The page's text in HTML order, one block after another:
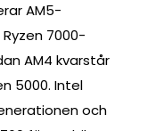
AM5-
7000-
AM4 kvarstår
5000. Intel
och